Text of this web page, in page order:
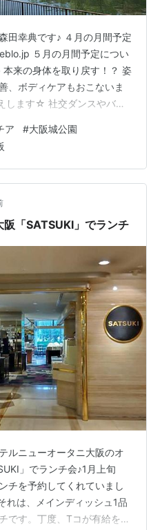
田幸典です♪ ４月の月間予定
５月の月間予定につい
来の身体を取り戻す！？ 姿
、ボディケアもおこないま
します☆ 社交ダンスやバレ
ス、スタジオ）あります♪
人気ブログランキング』は
になりますので、一日一回
て応援お願いいたしますm(_
ア #大阪城公園
「SATSUKI」でランチ
ルニューオータニ大阪のオ
」でランチ会♪1月上旬
チを予約してくれていまし
れは、メインディッシュ1品
です。丁度、Tコが有給を取